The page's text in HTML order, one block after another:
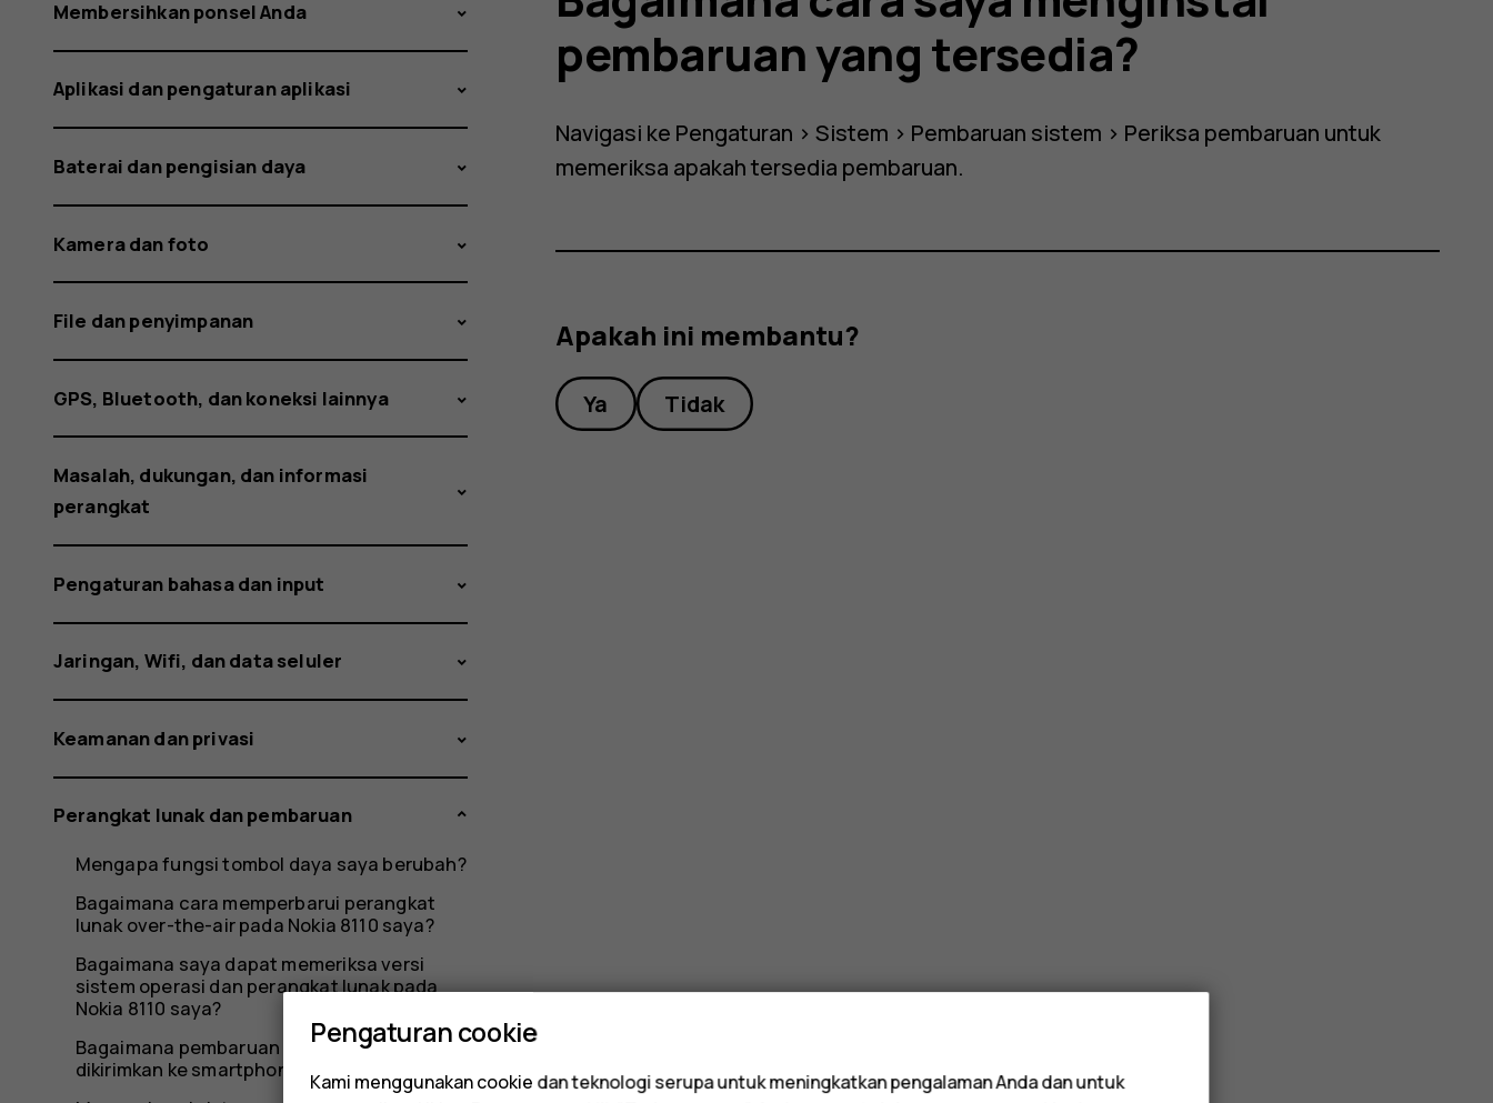
pembaruan
yang
tersedia?
Membersihkan ponsel Anda
Aplikasi dan pengaturan aplikasi
Baterai dan pengisian daya
Kamera dan foto
File dan penyimpanan
GPS, Bluetooth, dan koneksi lainnya
Masalah, dukungan, dan informasi
perangkat
Pengaturan bahasa dan input
Jaringan, Wifi, dan data seluler
Keamanan dan privasi
Perangkat lunak dan pembaruan
Mengapa fungsi tombol daya saya berubah?
Bagaimana cara memperbarui perangkat
lunak over-the-air pada Nokia 8110 saya?
Bagaimana saya dapat memeriksa versi
sistem operasi dan perangkat lunak pada
Nokia 8110 saya?
Bagaimana pembaruan perangkat lunak
dikirimkan ke smartphone Nokia saya?
pembaruan yang tersedia?
Navigasi ke Pengaturan >Sistem > Pembaruan sistem > Periksa pembaruan untuk
memeriksa apakah tersedia pembaruan.
Apakah ini membantu?
Ya Tidak
Pengaturan cookie
Kami menggunakan cookie dan teknologi serupa untuk meningkatkan pengalaman Anda dan untuk